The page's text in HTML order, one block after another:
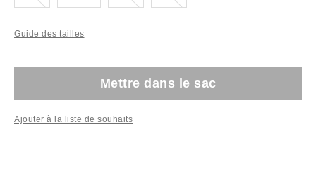
Guide des tailles
Mettre dans le sac
Ajouter à la liste de souhaits